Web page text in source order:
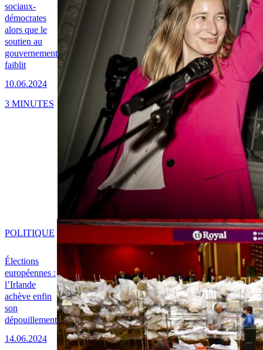
sociaux-
démocrates
alors que le
soutien au
gouvernement
faiblit
10.06.2024
3 MINUTES
Élections
européennes :
l’Irlande
achève enfin
son
dépouillement
14.06.2024
POLITIQUE